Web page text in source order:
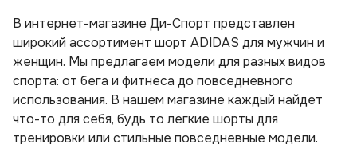
В интернет-магазине Ди-Спорт представлен
широкий ассортимент шорт ADIDAS для мужчин и
женщин. Мы предлагаем модели для разных видов
спорта: от бега и фитнеса до повседневного
использования. В нашем магазине каждый найдет
что-то для себя, будь то легкие шорты для
тренировки или стильные повседневные модели.